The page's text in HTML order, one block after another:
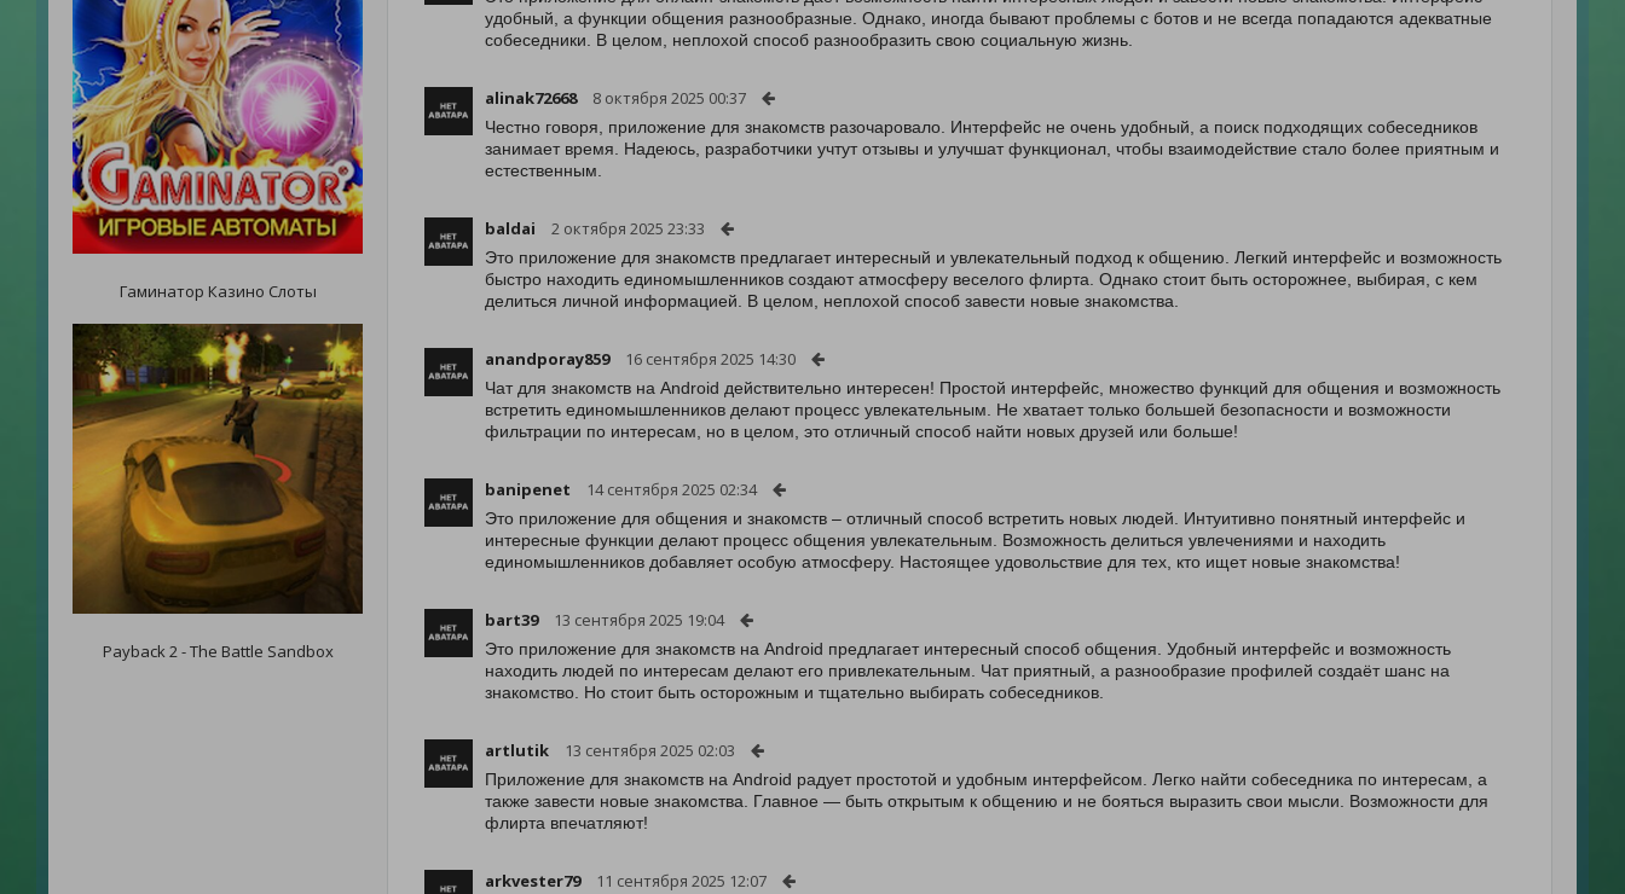
Гаминатор Казино Слоты
Payback 2 - The Battle Sandbox
удобный, а функции общения разнообразные. Однако, иногда бывают проблемы с ботов и не всегда попадаются адекватные
собеседники. В целом, неплохой способ разнообразить свою социальную жизнь.
alinak72668 8 октября 2025 00:37
Честно говоря, приложение для знакомств разочаровало. Интерфейс не очень удобный, а поиск подходящих собеседников
занимает время. Надеюсь, разработчики учтут отзывы и улучшат функционал, чтобы взаимодействие стало более приятным и
естественным.
baldai 2 октября 2025 23:33
Это приложение для знакомств предлагает интересный и увлекательный подход к общению. Легкий интерфейс и возможность
быстро находить единомышленников создают атмосферу веселого флирта. Однако стоит быть осторожнее, выбирая, с кем
делиться личной информацией. В целом, неплохой способ завести новые знакомства.
anandporay859 16 сентября 2025 14:30
Чат для знакомств на Android действительно интересен! Простой интерфейс, множество функций для общения и возможность
встретить единомышленников делают процесс увлекательным. Не хватает только большей безопасности и возможности
фильтрации по интересам, но в целом, это отличный способ найти новых друзей или больше!
banipenet 14 сентября 2025 02:34
Это приложение для общения и знакомств – отличный способ встретить новых людей. Интуитивно понятный интерфейс и
интересные функции делают процесс общения увлекательным. Возможность делиться увлечениями и находить
единомышленников добавляет особую атмосферу. Настоящее удовольствие для тех, кто ищет новые знакомства!
bart39 13 сентября 2025 19:04
Это приложение для знакомств на Android предлагает интересный способ общения. Удобный интерфейс и возможность
находить людей по интересам делают его привлекательным. Чат приятный, а разнообразие профилей создаёт шанс на
знакомство. Но стоит быть осторожным и тщательно выбирать собеседников.
artlutik 13 сентября 2025 02:03
Приложение для знакомств на Android радует простотой и удобным интерфейсом. Легко найти собеседника по интересам, а
также завести новые знакомства. Главное — быть открытым к общению и не бояться выразить свои мысли. Возможности для
флирта впечатляют!
arkvester79 11 сентября 2025 12:07